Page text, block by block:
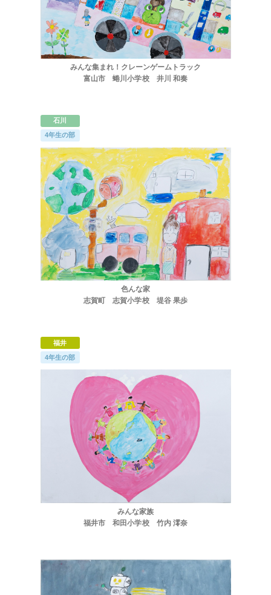
サイトマップ
みんな集まれ！クレーンゲームトラック
富山市 蜷川小学校 井川 和奏
石川
4年生の部
色んな家
志賀町 志賀小学校 堤谷 果歩
福井
4年生の部
みんな家族
福井市 和田小学校 竹内 澪奈